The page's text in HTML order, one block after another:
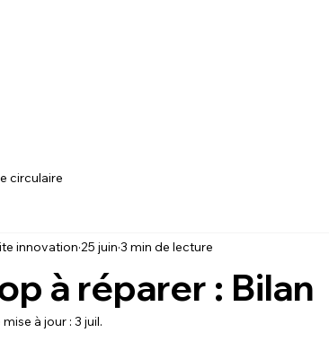
circulaire
à réparer : Bilan
innovation 25 juin 3 min de lecture
à jour : 3 juil.